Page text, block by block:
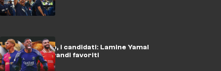
Pallone d'Oro, i candidati: Lamine Yamal
e Dembelè grandi favoriti